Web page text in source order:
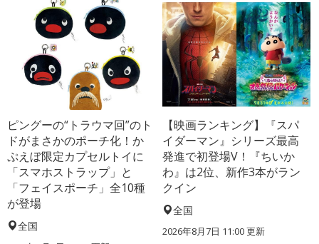
ピングーの“トラウマ回”のト
ドがまさかのポーチ化！か
ぷえぼ限定カプセルトイに
「スマホストラップ」と
「フェイスポーチ」全10種
が登場
全国
【映画ランキング】『スパ
イダーマン』シリーズ最高
発進で初登場V！『ちいか
わ』は2位、新作3本がラン
クイン
全国
2026年8月7日 11:00更新